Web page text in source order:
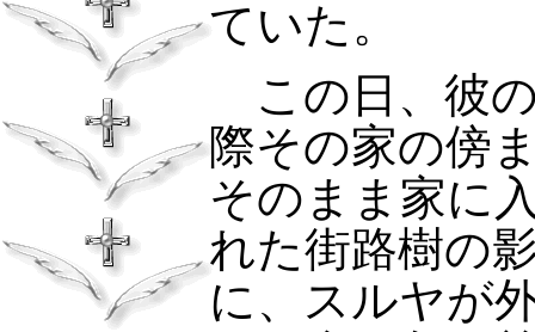
ていた。
この日、彼
際その家の傍
そのまま家に
れた街路樹の
に、スルヤが